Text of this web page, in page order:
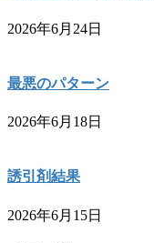
2026年6月24日
最悪のパターン
2026年6月18日
誘引剤結果
2026年6月15日